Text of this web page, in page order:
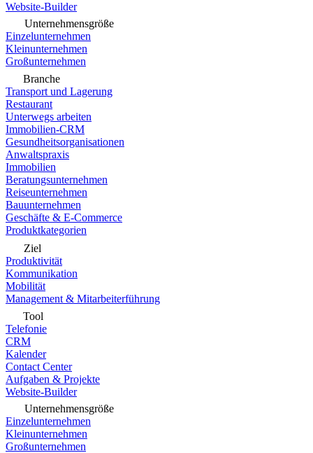
Website-Builder
Unternehmensgröße
Einzelunternehmen
Kleinunternehmen
Großunternehmen
Branche
Transport und Lagerung
Restaurant
Unterwegs arbeiten
Immobilien-CRM
Gesundheitsorganisationen
Anwaltspraxis
Immobilien
Beratungsunternehmen
Reiseunternehmen
Bauunternehmen
Geschäfte & E-Commerce
Produktkategorien
Ziel
Produktivität
Kommunikation
Mobilität
Management & Mitarbeiterführung
Tool
Telefonie
CRM
Kalender
Contact Center
Aufgaben & Projekte
Website-Builder
Unternehmensgröße
Einzelunternehmen
Kleinunternehmen
Großunternehmen